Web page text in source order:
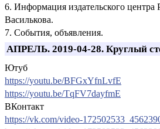
6. Информация издательского
Василькова.
7. События, объявления.
АПРЕЛЬ. 2019-04-28. Круглый
Ютуб
https://youtu.be/BFGxYfnLvfE
https://youtu.be/TqFV7dayfmE
ВКонтакт
https://vk.com/video-